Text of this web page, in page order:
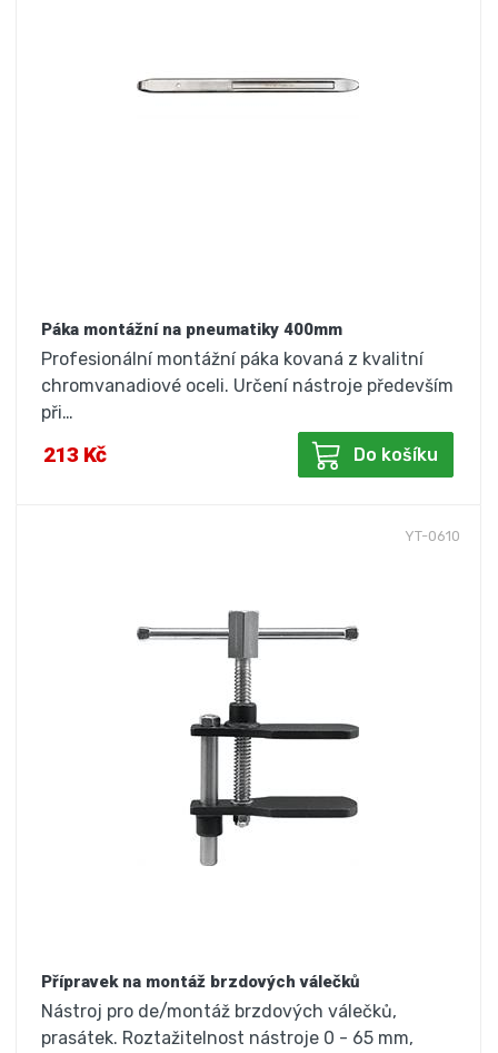
Páka montážní na pneumatiky 400mm
Profesionální montážní páka kovaná z kvalitní
chromvanadiové oceli. Určení nástroje především
při…
213 Kč Do košíku
YT-0610
Přípravek na montáž brzdových válečků
Nástroj pro de/montáž brzdových válečků,
prasátek. Roztažitelnost nástroje 0 - 65 mm,